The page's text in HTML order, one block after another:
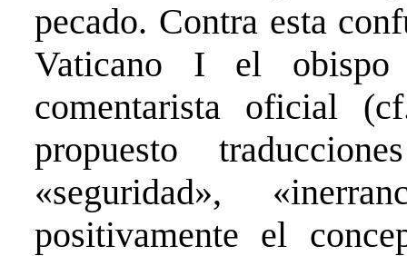
pecado. Contra esta
Vaticano I el
comentarista oficial
propuesto
«seguridad»,
positivamente el